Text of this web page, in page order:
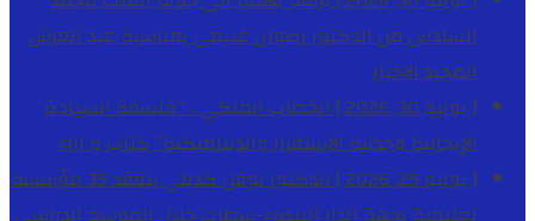
السادس من الدكتور رضوان غنيمي بمناسبة عيد العرش
المجيدالاخبار
[ يوليو 30, 2026 ]
الخطاب الملكي .. “فلسفة السيادة
الإيجابية وجدلية الاستقرار والديناميكية”كتاب و اراء
[ يوليو 29, 2026 ]
الدكتور نوفل كديلي يتفقد 39 مؤسسة